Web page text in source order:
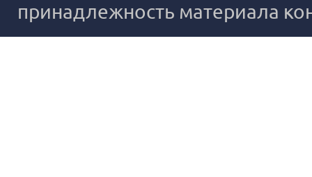
принадлежность материала